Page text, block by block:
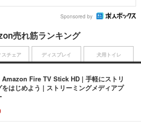
Sponsored by
売れ筋ランキング
Amazon Fire TV Stick HD | 手軽にストリ
をはじめよう | ストリーミングメディアプ
スチェア ディスプレイ 犬用トイレ